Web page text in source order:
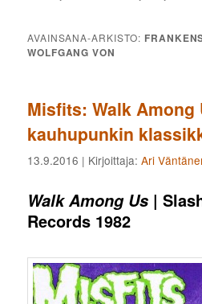
AVAINSANA-ARKISTO:
WOLFGANG VON
Misfits: Walk Among
kauhupunkin
13.9.2016 | Kirjoittaja:Ari
Walk Among Us |
Records 1982